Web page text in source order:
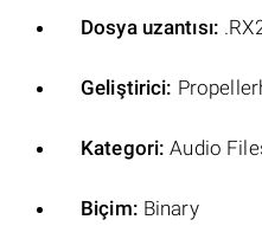
Dosya uzantısı:
Geliştirici:
Kategori: Audio
Biçim: Binary